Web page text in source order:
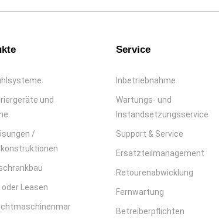
und
/
Leasen
Service
Inbetriebnahme
Wartungs- und
Instandsetzungsservice
Support & Service
Ersatzteilmanagement
Retourenabwicklung
Fernwartung
Betreiberpflichten